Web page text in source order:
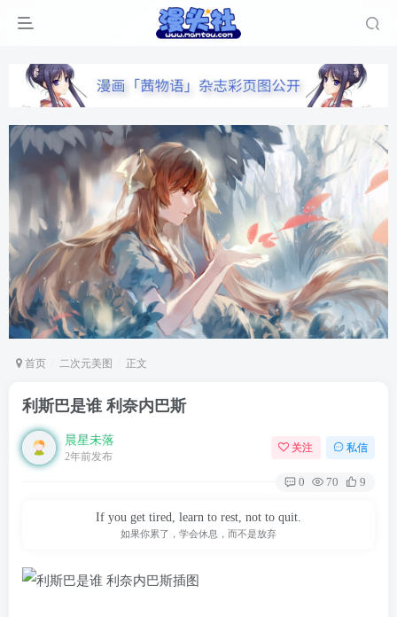
首页 二次元美图 正文
利斯巴是谁 利奈内巴斯
晨星未落
2年前发布
关注 私信
0 70 9
If you get tired, learn to rest, not to quit.
如果你累了，学会休息，而不是放弃